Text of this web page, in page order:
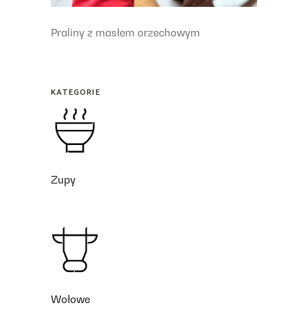
Praliny z masłem orzechowym
KATEGORIE
Zupy
Wołowe